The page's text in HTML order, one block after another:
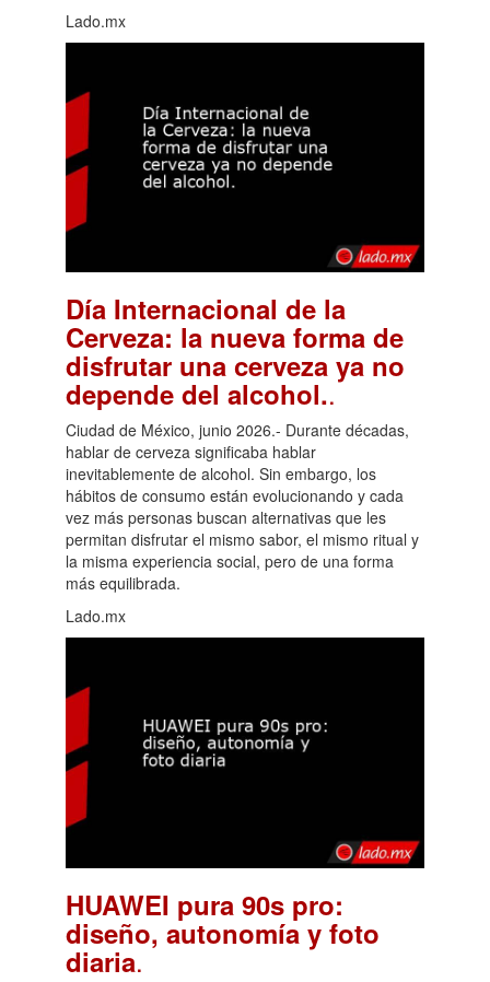
Lado.mx
Día Internacional de la
Cerveza: la nueva forma de
disfrutar una cerveza ya no
depende del alcohol..
Ciudad de México, junio 2026.- Durante décadas,
hablar de cerveza significaba hablar
inevitablemente de alcohol. Sin embargo, los
hábitos de consumo están evolucionando y cada
vez más personas buscan alternativas que les
permitan disfrutar el mismo sabor, el mismo ritual y
la misma experiencia social, pero de una forma
más equilibrada.
Lado.mx
HUAWEI pura 90s pro:
diseño, autonomía y foto
diaria.